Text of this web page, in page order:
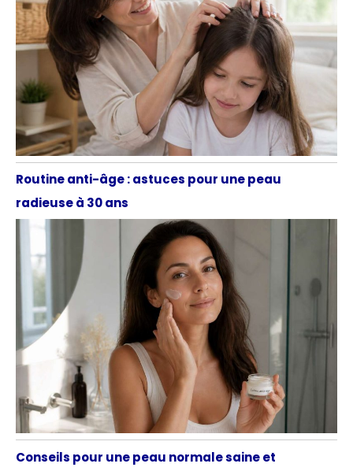
Routine anti-âge : astuces pour une peau
radieuse à 30 ans
Conseils pour une peau normale saine et